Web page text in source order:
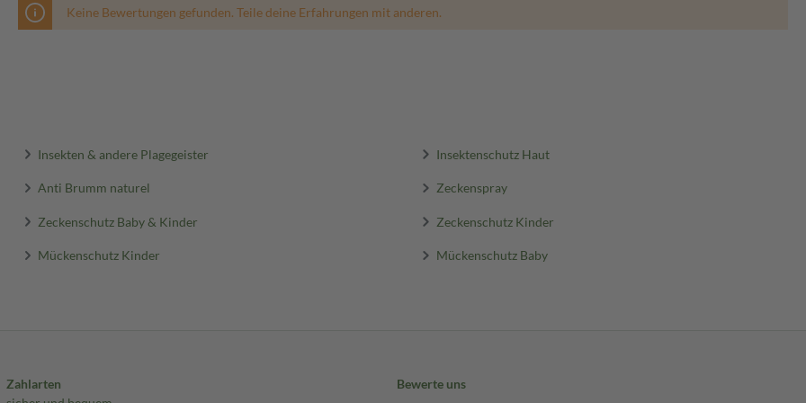
der Haut mit Wasser und
Keine Bewertungen gefunden. Teile deine Erfahrungen mit anderen.
Insekten & andere Plagegeister Insektenschutz Haut
Anti Brumm naturel Zeckenspray
Zeckenschutz Baby & Kinder Zeckenschutz Kinder
Mückenschutz Kinder Mückenschutz Baby
Zahlarten
Bewerte uns